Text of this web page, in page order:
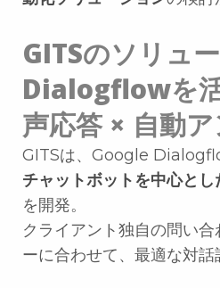
GITSのソリュ
Dialogflowを
声応答 × 自動
GITSは、Google
チャットボットを中心と
を開発。
クライアント独自の問い
ーに合わせて、最適な対話